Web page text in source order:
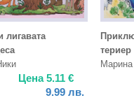
лигавата
Цена5.11 €
9.99 лв.
териер